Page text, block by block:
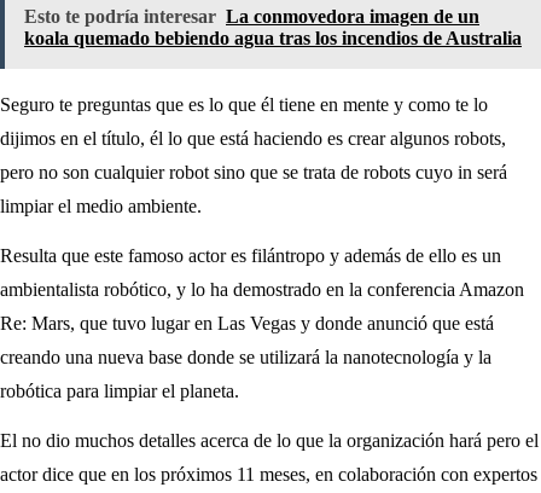
Esto te podría interesar La conmovedora imagen de un
koala quemado bebiendo agua tras los incendios de Australia
Seguro te preguntas que es lo que él tiene en mente y como te lo
dijimos en el título, él lo que está haciendo es crear algunos robots,
pero no son cualquier robot sino que se trata de robots cuyo in será
limpiar el medio ambiente.
Resulta que este famoso actor es filántropo y además de ello es un
ambientalista robótico, y lo ha demostrado en la conferencia Amazon
Re: Mars, que tuvo lugar en Las Vegas y donde anunció que está
creando una nueva base donde se utilizará la nanotecnología y la
robótica para limpiar el planeta.
El no dio muchos detalles acerca de lo que la organización hará pero el
actor dice que en los próximos 11 meses, en colaboración con expertos